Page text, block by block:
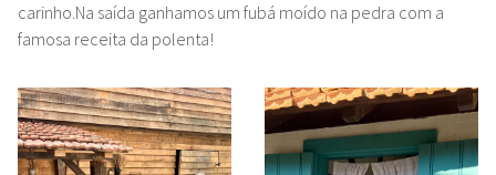
carinho.Na saída ganhamos um fubá moído na pedra com a
famosa receita da polenta!